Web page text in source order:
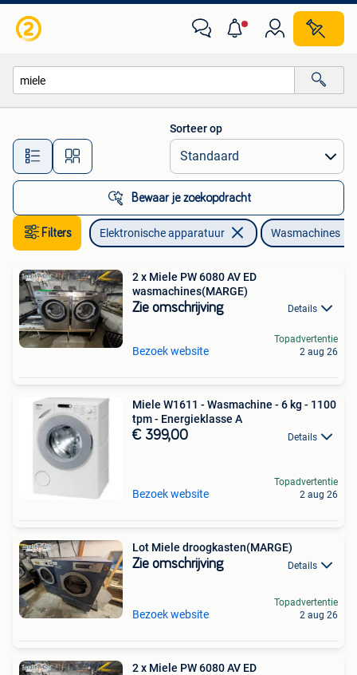
Alle afstanden…
Sorteer op
Bewaar je zoekopdracht
Filters Elektronische apparatuur Wasmachines
2 x Miele PW 6080 AV ED
wasmachines(MARGE)
Zie omschrijving Details
Bezoek website
Topadvertentie
2 aug 26
Miele W1611 - Wasmachine - 6 kg - 1100
tpm - Energieklasse A
€ 399,00 Details
Bezoek website
Topadvertentie
2 aug 26
Lot Miele droogkasten(MARGE)
Zie omschrijving Details
Bezoek website
Topadvertentie
2 aug 26
2 x Miele PW 6080 AV ED